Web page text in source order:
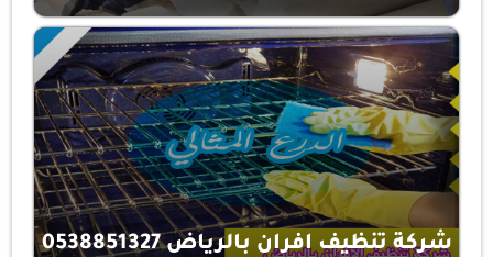
شركة تنظيف افران بالرياض 0538851327